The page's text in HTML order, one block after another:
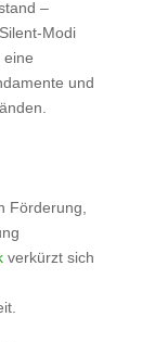
–
eine
und
Förderung,
verkürzt sich